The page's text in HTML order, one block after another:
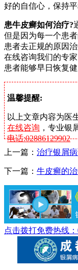
好的自信心，保持
患牛皮癣如何治疗?
但是因为每一个患
患者去正规的原因
在线咨询我们的专
患者能够早日恢复健
温馨提醒:
以上文章内容为医
在线咨询 ，专业银
电话:02886129902
上一篇： 治疗银屑
下一篇： 牛皮癣的
点击拨打免费热线：